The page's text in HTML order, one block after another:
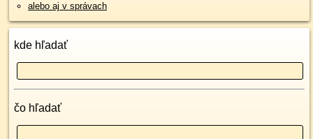
alebo aj v správach
kde hľadať
čo hľadať